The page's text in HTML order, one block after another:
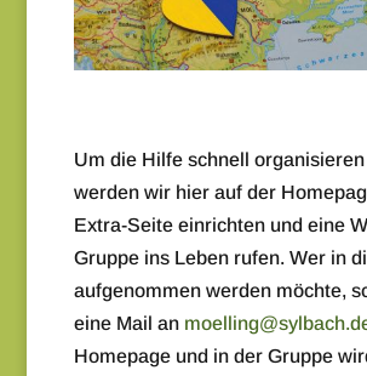
Um die Hilfe schnell
werden wir hier auf der
Extra-Seite einrichten und eine
Gruppe ins Leben rufen. Wer in
aufgenommen werden möchte,
eine Mail an
Homepage und in der Gruppe